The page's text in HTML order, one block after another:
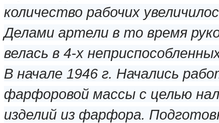
количество рабочих
Делами артели в то время
велась в 4-х
В начале 1946 г. Начались
фарфоровой массы с целью
изделий из фарфора.